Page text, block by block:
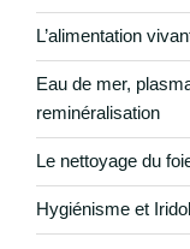
L’alimentation
Eau de mer,
reminéralisation
Le nettoyage du
Hygiénisme et